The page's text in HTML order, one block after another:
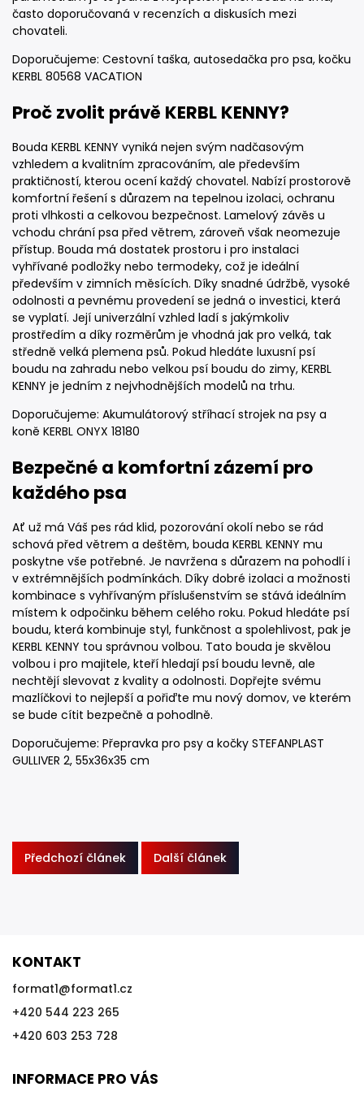
často doporučovaná v recenzích a diskusích mezi
chovateli.
Doporučujeme: Cestovní taška, autosedačka pro psa, kočku
KERBL 80568 VACATION
Proč zvolit právě KERBL KENNY?
Bouda KERBL KENNY vyniká nejen svým nadčasovým
vzhledem a kvalitním zpracováním, ale především
praktičností, kterou ocení každý chovatel. Nabízí prostorově
komfortní řešení s důrazem na tepelnou izolaci, ochranu
proti vlhkosti a celkovou bezpečnost. Lamelový závěs u
vchodu chrání psa před větrem, zároveň však neomezuje
přístup. Bouda má dostatek prostoru i pro instalaci
vyhřívané podložky nebo termodeky, což je ideální
především v zimních měsících. Díky snadné údržbě, vysoké
odolnosti a pevnému provedení se jedná o investici, která
se vyplatí. Její univerzální vzhled ladí s jakýmkoliv
prostředím a díky rozměrům je vhodná jak pro velká, tak
středně velká plemena psů. Pokud hledáte luxusní psí
boudu na zahradu nebo velkou psí boudu do zimy, KERBL
KENNY je jedním z nejvhodnějších modelů na trhu.
Doporučujeme: Akumulátorový stříhací strojek na psy a
koně KERBL ONYX 18180
Bezpečné a komfortní zázemí pro
každého psa
Ať už má Váš pes rád klid, pozorování okolí nebo se rád
schová před větrem a deštěm, bouda KERBL KENNY mu
poskytne vše potřebné. Je navržena s důrazem na pohodlí i
v extrémnějších podmínkách. Díky dobré izolaci a možnosti
kombinace s vyhřívaným příslušenstvím se stává ideálním
místem k odpočinku během celého roku. Pokud hledáte psí
boudu, která kombinuje styl, funkčnost a spolehlivost, pak je
KERBL KENNY tou správnou volbou. Tato bouda je skvělou
volbou i pro majitele, kteří hledají psí boudu levně, ale
nechtějí slevovat z kvality a odolnosti. Dopřejte svému
mazlíčkovi to nejlepší a pořiďte mu nový domov, ve kterém
se bude cítit bezpečně a pohodlně.
Doporučujeme: Přepravka pro psy a kočky STEFANPLAST
GULLIVER 2, 55x36x35 cm
Předchozí článek Další článek
KONTAKT
format1@format1.cz
+420 544 223 265
+420 603 253 728
INFORMACE PRO VÁS